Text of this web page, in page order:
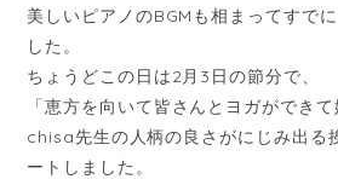
美しいピアノのBGMも相まってすで
した。
ちょうどこの日は2月3日の節分で、
「恵方を向いて皆さんとヨガができ
chisa先生の人柄の良さがにじみ出る
ートしました。